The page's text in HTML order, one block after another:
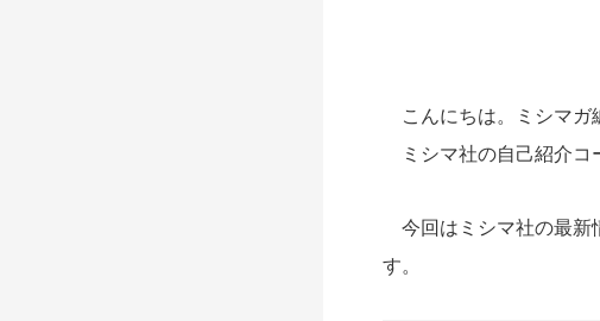
こんにちは。ミシマガ
ミシマ社の自己紹介コ
今回はミシマ社の最新
す。